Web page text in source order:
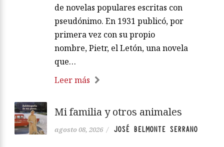
de novelas populares escritas con
pseudónimo. En 1931 publicó, por
primera vez con su propio
nombre, Pietr, el Letón, una novela
que…
Leer más
Mi familia y otros animales
agosto 08, 2026 / JOSÉ BELMONTE SERRANO